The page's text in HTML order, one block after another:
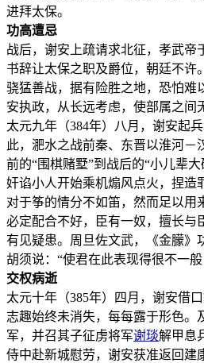
进拜太保。
功高遭忌
战后，谢安上疏请求北征，孝武帝
书辞让太保之职及爵位，朝廷不
骁猛善战，据有险胜之地，恐怕难
安执政，从长远考虑，使部属之间
太元九年（384年）八月，谢安起
此，淝水之战前秦、东晋以淮河
前的“围棋赌墅”到战后的“小儿辈
奸谄小人开始乘机煽风点火，捏造
对于筝的情分不如笛，然而足以用
必定配合不好，臣有一奴，擅长与
有见疑患。周旦佐文武，《金朦》
胡须说：“使君在此表现得很不一般
交权病逝
太元十年（385年）四月，谢安借
志趣始终未消失，每每露于形色。
军，并召其子征虏将军谢琰解甲息
侍中赴新城慰劳，谢安获准返回建